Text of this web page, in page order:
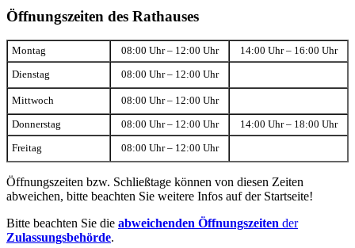
Öffnungszeiten des Rathauses
Montag 08:00 Uhr – 12:00 Uhr 14:00 Uhr – 16:00 Uhr
Dienstag 08:00 Uhr – 12:00 Uhr
Mittwoch 08:00 Uhr – 12:00 Uhr
Donnerstag 08:00 Uhr – 12:00 Uhr 14:00 Uhr – 18:00 Uhr
Freitag 08:00 Uhr – 12:00 Uhr
Öffnungszeiten bzw. Schließtage können von diesen Zeiten
abweichen, bitte beachten Sie weitere Infos auf der Startseite!
Bitte beachten Sie die abweichenden Öffnungszeiten der
Zulassungsbehörde.